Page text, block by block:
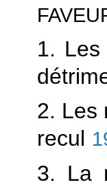
1. Les
2. Les
recul
3. La